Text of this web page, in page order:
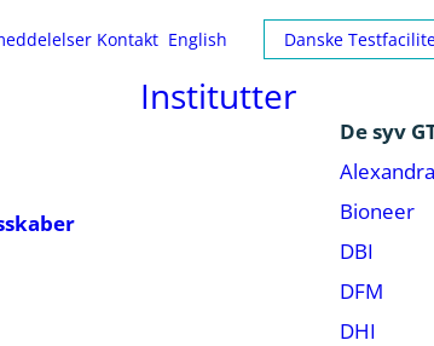
Kontakt English Danske
Institutter
De syv
Bioneer
DBI
DFM
DHI